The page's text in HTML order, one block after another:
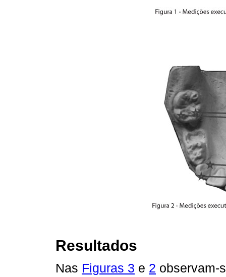
Resultados
Nas Figuras 3 e 2 observam-